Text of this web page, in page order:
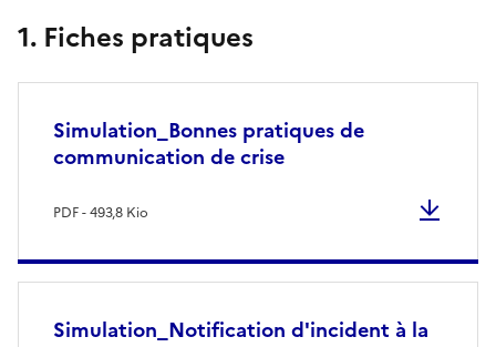
1. Fiches pratiques
Simulation_Bonnes pratiques de
communication de crise
PDF - 493,8 Kio
Simulation_Notification d'incident à la